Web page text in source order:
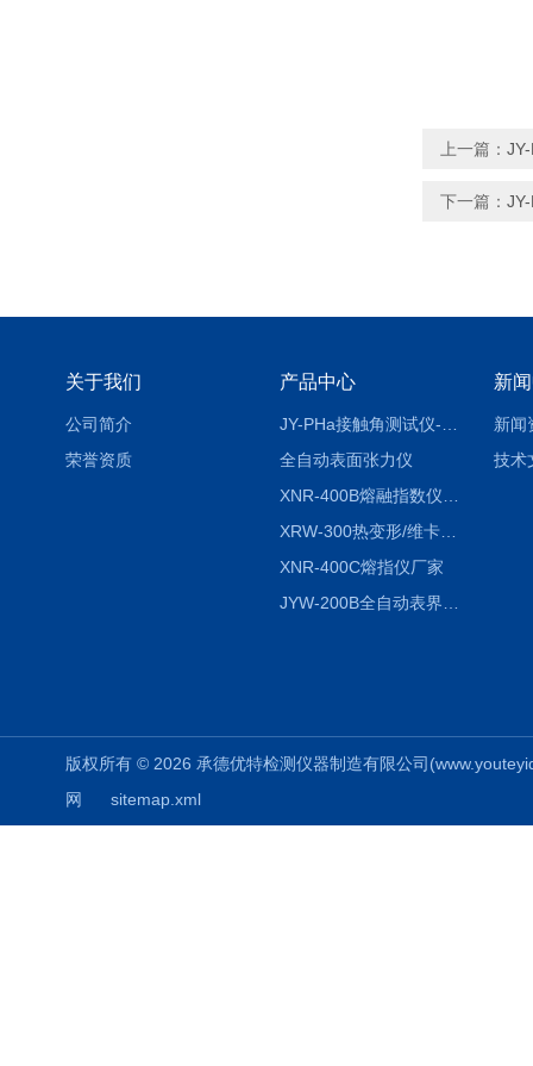
上一篇：
下一篇：
关于我们
公司简介
荣誉资质
产品中心
全自动表面张力仪
XRW-300热变形/维卡软化点温度测定仪
XNR-400C熔指仪厂家
新
新闻
技术
版权所有 © 2026 承德优特检测仪器制造有限公司
网
sitemap.xml